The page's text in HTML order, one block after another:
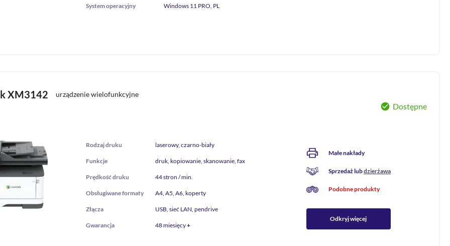
System operacyjny Windows 11 PRO, PL
XM3142 urządzenie wielofunkcyjne
Dostępne
Rodzaj druku laserowy, czarno-biały
Funkcje druk, kopiowanie, skanowanie, fax
Prędkość druku 44 stron / min.
Obsługiwane formaty A4, A5, A6, koperty
Złącza USB, sieć LAN, pendrive
Gwarancja 48 miesięcy+
Małe nakłady
Sprzedaż lubdzierżawa
Podobne produkty
Odkryj więcej